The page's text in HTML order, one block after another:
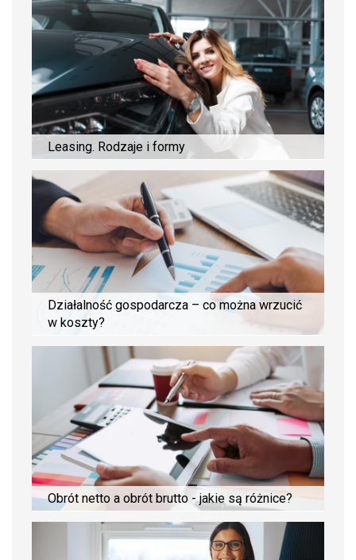
Leasing. Rodzaje i formy
Działalność gospodarcza – co można wrzucić
w koszty?
Obrót netto a obrót brutto - jakie są różnice?